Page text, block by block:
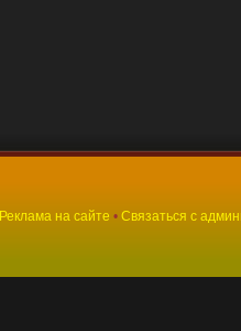
Реклама на сайте • Связаться с